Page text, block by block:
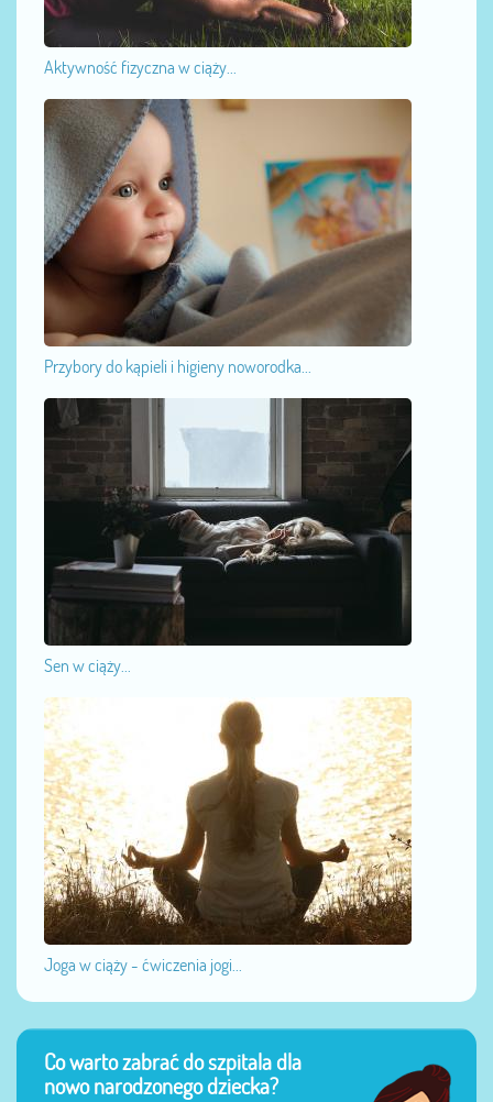
Aktywność fizyczna w ciąży...
Przybory do kąpieli i higieny noworodka...
Sen w ciąży...
Joga w ciąży - ćwiczenia jogi...
Co warto zabrać do szpitala dla
nowo narodzonego dziecka?